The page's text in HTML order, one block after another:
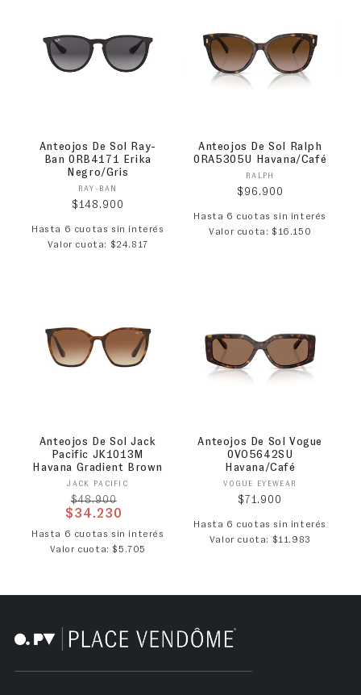
Anteojos De Sol Ray-
Ban 0RB4171 Erika
Negro/Gris
Proveedor:
RAY-BAN
Precio habitual
$148.900
Hasta 6 cuotas sin interés
Valor cuota: $24.817
Anteojos De Sol Ralph
0RA5305U Havana/Café
Proveedor:
RALPH
Precio habitual
$96.900
Hasta 6 cuotas sin interés
Valor cuota: $16.150
Anteojos De Sol Jack
Pacific JK1013M
Havana Gradient Brown
Proveedor:
JACK PACIFIC
Precio habitual
$48.900
$34.230
Precio de oferta
Hasta 6 cuotas sin interés
Valor cuota: $5.705
Anteojos De Sol Vogue
0VO5642SU
Havana/Café
Proveedor:
VOGUE EYEWEAR
Precio habitual
$71.900
Hasta 6 cuotas sin interés
Valor cuota: $11.983